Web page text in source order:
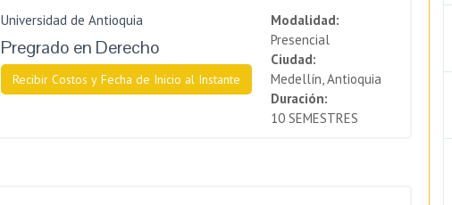
Universidad de Antioquia
Pregrado en Derecho
Recibir Costos y Fecha de Inicio al Instante
Modalidad:
Presencial
Ciudad:
Medellín, Antioquia
Duración:
10 SEMESTRES